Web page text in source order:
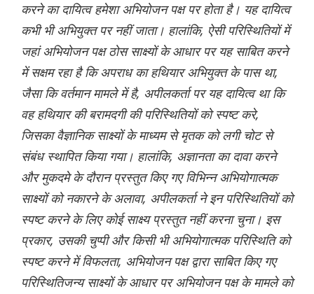
करने का दायित्व हमेशा अभियोजन पक्ष पर होता है। यह दायित्व
कभी भी अभियुक्त पर नहीं जाता। हालांकि, ऐसी परिस्थितियों में
जहां अभियोजन पक्ष ठोस साक्ष्यों के आधार पर यह साबित करने
में सक्षम रहा है कि अपराध का हथियार अभियुक्त के पास था,
जैसा कि वर्तमान मामले में है, अपीलकर्ता पर यह दायित्व था कि
वह हथियार की बरामदगी की परिस्थितियों को स्पष्ट करे,
जिसका वैज्ञानिक साक्ष्यों के माध्यम से मृतक को लगी चोट से
संबंध स्थापित किया गया। हालांकि, अज्ञानता का दावा करने
और मुकदमे के दौरान प्रस्तुत किए गए विभिन्न अभियोगात्मक
साक्ष्यों को नकारने के अलावा, अपीलकर्ता ने इन परिस्थितियों को
स्पष्ट करने के लिए कोई साक्ष्य प्रस्तुत नहीं करना चुना। इस
प्रकार, उसकी चुप्पी और किसी भी अभियोगात्मक परिस्थिति को
स्पष्ट करने में विफलता, अभियोजन पक्ष द्वारा साबित किए गए
परिस्थितिजन्य साक्ष्यों के आधार पर अभियोजन पक्ष के मामले को